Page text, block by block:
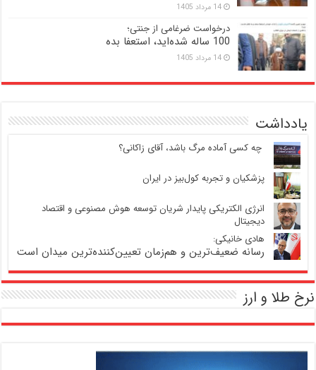
14 مرداد 1405
درخواست ضرغامی از جنتی؛
100 ساله شده‌اید، استعفا بده
14 مرداد 1405
یادداشت
‍ چه کسی آماده مرگ باشد، آقای زاکانی؟
پزشکیان و تجربه کول‌بیز در ایران
انرژی الکتریکی پایدار شریان توسعه هوش مصنوعی و اقتصاد
دیجیتال
هادی خانیکی:
رسانه ضعیف‌ترین و هم‌زمان تعیین‌کننده‌ترین میدان است
نرخ طلا و ارز